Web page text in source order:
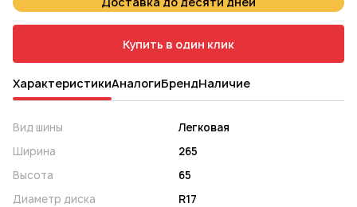
Купить в один клик
ХарактеристикиАналогиБрендНаличие
Вид шины
Легковая
Ширина
265
Высота
65
Диаметр диска
R17